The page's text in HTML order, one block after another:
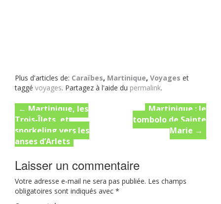
Plus d'articles de: Caraïbes, Martinique, Voyages et
taggé voyages. Partagez à l'aide du permalink.
Post
navigation
← Martinique, les
Trois-Îlets, et
snorkeling vers les
anses d’Arlets
Martinique : le
tombolo de Sainte
Marie →
Laisser un commentaire
Votre adresse e-mail ne sera pas publiée. Les champs
obligatoires sont indiqués avec *